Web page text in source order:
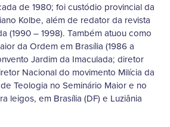
de 1980; foi custódio provincial da
Kolbe, além de redator da revista
(1990 – 1998). Também atuou como
da Ordem em Brasília (1986 a
Jardim da Imaculada; diretor
Nacional do movimento Milícia da
Teologia no Seminário Maior e no
leigos, em Brasília (DF) e Luziânia